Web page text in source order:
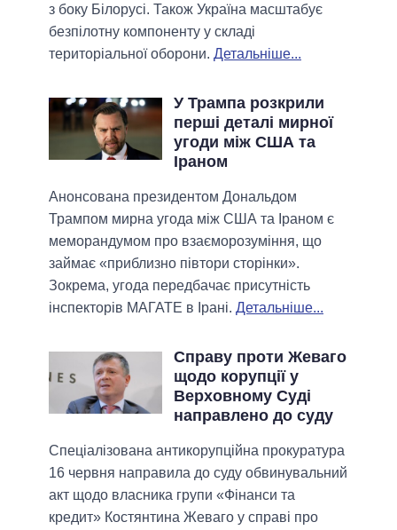
з боку Білорусі. Також Україна масштабує
безпілотну компоненту у складі
територіальної оборони. Детальніше...
У Трампа розкрили
перші деталі мирної
угоди між США та
Іраном
Анонсована президентом Дональдом
Трампом мирна угода між США та Іраном є
меморандумом про взаєморозуміння, що
займає «приблизно півтори сторінки».
Зокрема, угода передбачає присутність
інспекторів МАГАТЕ в Ірані. Детальніше...
Справу проти Жеваго
щодо корупції у
Верховному Суді
направлено до суду
Спеціалізована антикорупційна прокуратура
16 червня направила до суду обвинувальний
акт щодо власника групи «Фінанси та
кредит» Костянтина Жеваго у справі про